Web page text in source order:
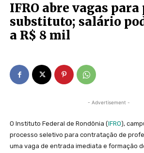
IFRO abre vagas
substituto; salário
a R$ 8 mil
- Advertisement -
O Instituto Federal de Rondônia (IFRO),
processo seletivo para contratação de
uma vaga de entrada imediata e formação